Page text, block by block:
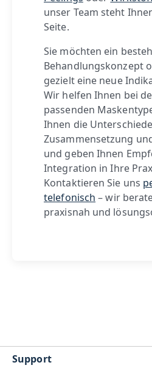
unser Team steht
Seite.
Sie möchten ein
Behandlungskonzept
gezielt eine neue
Wir helfen Ihnen bei
passenden
Ihnen die
Zusammensetzung
und geben Ihnen
Integration in Ihre
Kontaktieren Sie uns
telefonisch – wir
praxisnah und
Support